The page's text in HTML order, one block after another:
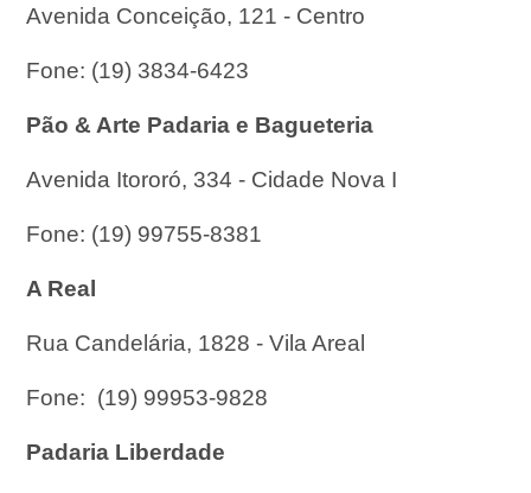
Avenida Conceição, 121 - Centro
Fone: (19) 3834-6423
Pão & Arte Padaria e Bagueteria
Avenida Itororó, 334 - Cidade Nova I
Fone: (19) 99755-8381
A Real
Rua Candelária, 1828 - Vila Areal
Fone: (19) 99953-9828
Padaria Liberdade